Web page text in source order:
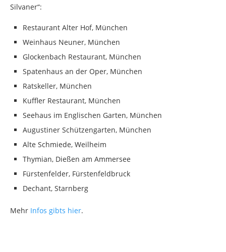
Silvaner“:
Restaurant Alter Hof, München
Weinhaus Neuner, München
Glockenbach Restaurant, München
Spatenhaus an der Oper, München
Ratskeller, München
Kuffler Restaurant, München
Seehaus im Englischen Garten, München
Augustiner Schützengarten, München
Alte Schmiede, Weilheim
Thymian, Dießen am Ammersee
Fürstenfelder, Fürstenfeldbruck
Dechant, Starnberg
Mehr Infos gibts hier.